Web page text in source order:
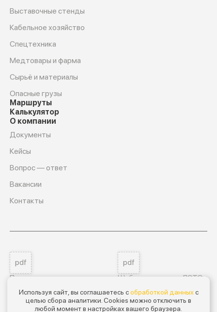
Выставочные стенды
Кабельное хозяйство
Спецтехника
Медтовары и фарма
Сырьё и материалы
Опасные грузы
Маршруты
Калькулятор
О компании
Документы
Кейсы
Вопрос — ответ
Вакансии
Контакты
Мы на ГосЛог
pdf
Пользовательское соглашение
pdf
Шаблон договора ЛЭТО
Используя сайт, вы соглашаетесь собработкой данныхс
целью сбора аналитики. Cookies можно отключить в
любой момент в настройках вашего браузера.